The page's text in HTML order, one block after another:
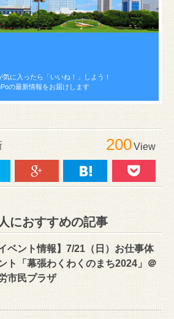
気に入ったら 「いいね！」しよう！
の最新情報をお届けします
200View
におすすめの記事
ベント情報】7/21（日）お仕事体
ト「幕張わくわくのまち2024」＠
市民プラザ